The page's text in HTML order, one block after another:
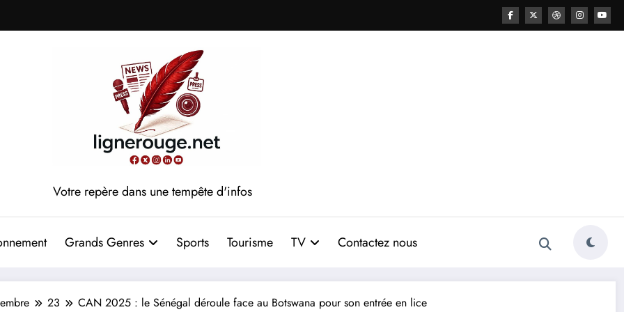
Votre repère dans une tempête d'infos
Grands Genres Sports Tourisme TV Contactez nous
23 CAN 2025 : le Sénégal déroule face au Botswana pour son entrée en lice